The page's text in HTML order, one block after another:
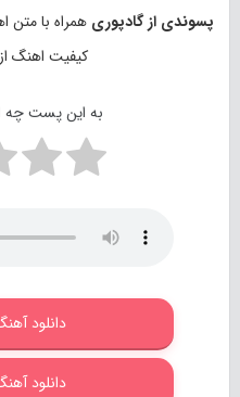
پسوندی از گادپوریهمراه با
کیفیت اهنگ
به این پست چه
دانلود
دانلود